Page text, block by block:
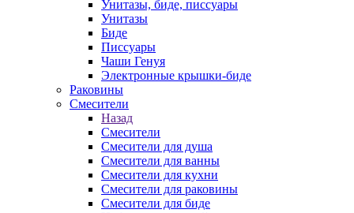
Унитазы, биде, писсуары
Унитазы
Биде
Писсуары
Чаши Генуя
Электронные крышки-биде
Раковины
Смесители
Назад
Смесители
Смесители для душа
Смесители для ванны
Смесители для кухни
Смесители для раковины
Смесители для биде